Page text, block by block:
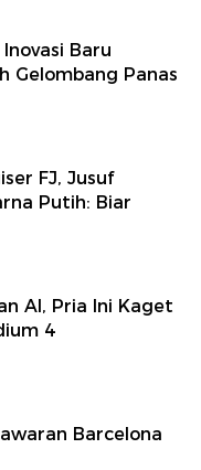
Baru
Gelombang Panas
FJ, Jusuf
Putih: Biar
AI, Pria Ini Kaget
4
Barcelona